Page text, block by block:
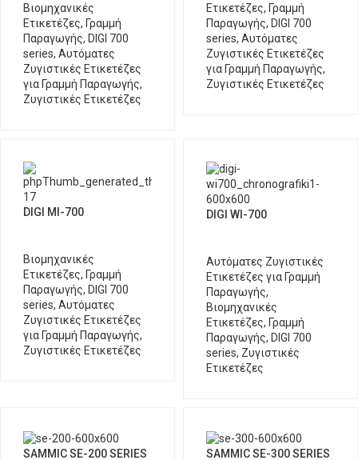
Βιομηχανικές
Ετικετέζες, Γραμμή
Παραγωγής, DIGI 700
series, Αυτόματες
Ζυγιστικές Ετικετέζες
για Γραμμή Παραγωγής,
Ζυγιστικές Ετικετέζες
Ετικετέζες, Γραμμή
Παραγωγής, DIGI 700
series, Αυτόματες
Ζυγιστικές Ετικετέζες
για Γραμμή Παραγωγής,
Ζυγιστικές Ετικετέζες
DIGI MI-700
Βιομηχανικές
Ετικετέζες, Γραμμή
Παραγωγής, DIGI 700
series, Αυτόματες
Ζυγιστικές Ετικετέζες
για Γραμμή Παραγωγής,
Ζυγιστικές Ετικετέζες
DIGI WI-700
Αυτόματες Ζυγιστικές
Ετικετέζες για Γραμμή
Παραγωγής,
Βιομηχανικές
Ετικετέζες, Γραμμή
Παραγωγής, DIGI 700
series, Ζυγιστικές
Ετικετέζες
SAMMIC SE-200 SERIES SAMMIC SE-300 SERIES